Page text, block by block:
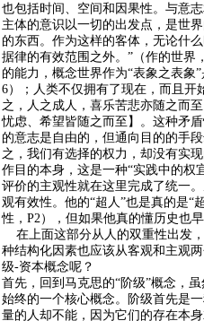
也包括时间、空间和因果性。与意
主体的意识以一切的出发点，是世
的东西。作为这样的客体，无论什
据律的有效范围之外。”（作的世界
的能力，概念世界作为“表象之表象
6）；人类不仅拥有了现在，而且开
之，人之成人，喜乐苦悲亦随之而
忧虑、希望皆随之而至】。这种矛
的意志是自由的，但通向目的的手
之，我们有选择的权力，却没有实
作目的本身，这是一种“实践中的权
评价的主观性就在这里完成了统一
观有效性。他的“超人”也是真的是“
性， P2 ），但如果他真的懂历史也
在上面这部分从人的双重性出发
种结构化因素也应该从客观和主观
级-资本概念呢？
首先，回到马克思的“阶级”概念，
始终的一个核心概念。阶级首先是
量的人却不能，因为它们的存在本